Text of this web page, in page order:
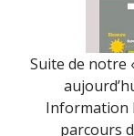
Suite de notre
Information
parcours